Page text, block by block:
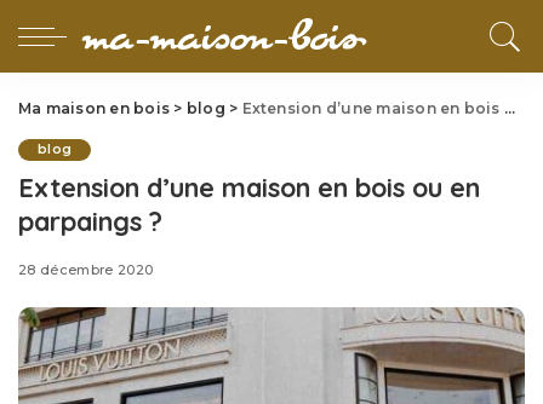
Ma maison en bois > blog > Extension d’une maison en bois ou en parpaings ?
blog
Extension d’une maison en bois ou en
parpaings ?
28 décembre 2020